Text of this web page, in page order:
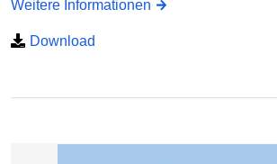
Weitere Informationen
Download